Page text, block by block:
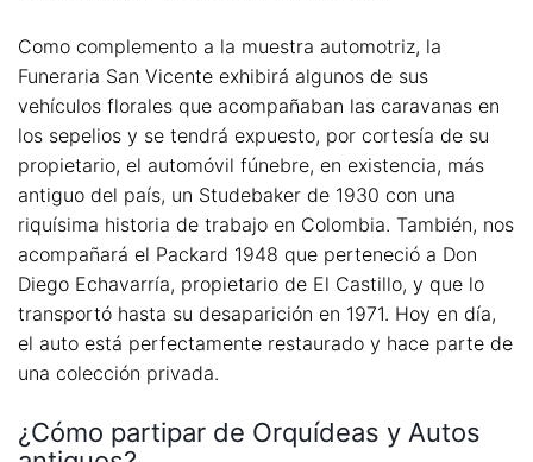
Como complemento a la muestra automotriz, la
Funeraria San Vicente exhibirá algunos de sus
vehículos florales que acompañaban las caravanas en
los sepelios y se tendrá expuesto, por cortesía de su
propietario, el automóvil fúnebre, en existencia, más
antiguo del país, un Studebaker de 1930 con una
riquísima historia de trabajo en Colombia. También, nos
acompañará el Packard 1948 que perteneció a Don
Diego Echavarría, propietario de El Castillo, y que lo
transportó hasta su desaparición en 1971. Hoy en día,
el auto está perfectamente restaurado y hace parte de
una colección privada.
¿Cómo partipar de Orquídeas y Autos